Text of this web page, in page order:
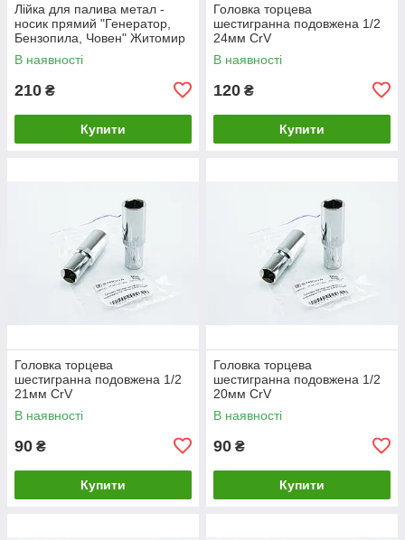
Лійка для палива метал -
носик прямий "Генератор,
Бензопила, Човен" Житомир
В наявності
210 ₴
Купити
Головка торцева
шестигранна подовжена 1/2
24мм CrV
В наявності
120 ₴
Купити
Головка торцева
шестигранна подовжена 1/2
21мм CrV
В наявності
90 ₴
Купити
Головка торцева
шестигранна подовжена 1/2
20мм CrV
В наявності
90 ₴
Купити